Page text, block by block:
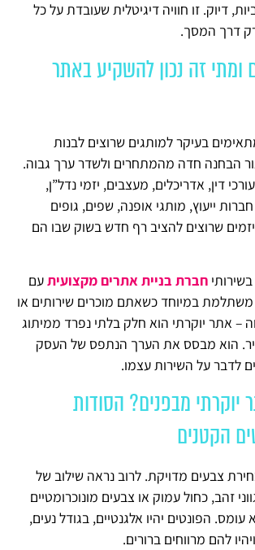
דיוק. זו חוויה דיגיטלית שעובדת על כל
דרך המסך.
ומתי זה נכון להשקיע באתר
בעיקר למותגים שרוצים לבנות
הבחנה חדה מהמתחרים ולשדר ערך גבוה.
דין, אדריכלים, מעצבים, יזמי נדל”ן,
ייעוץ, מותגי אופנה, שפים, גופים
יזמים שרוצים להציב רף חדש בשוק שבו הם
חברת בניית אתרים מקצועיתעם
משתלמת במיוחד כשאתם מוכרים שירותים או
– אתר יוקרתי הוא חלק בלתי נפרד ממיתוג
הוא מבסס את הערך הנתפס של העסק
לדבר על השירות עצמו.
יוקרתי מבפנים? הסודות
הקטנים
צבעים מדויקת. לרוב נראה שילוב של
זהב, כחול עמוק או צבעים מונוכרומטיים
הפונטים יהיו אלגנטיים, בגודל נעים,
להם מרווחים ברורים.